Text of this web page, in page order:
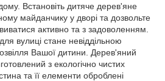
Встановіть дитяче дерев'яне
майданчику у дворі та дозвольте
активно та з задоволенням.
вулиці стане невіддільною
Вашої дитини. Дерев'яний
з екологічно чистих
та її елементи оброблені